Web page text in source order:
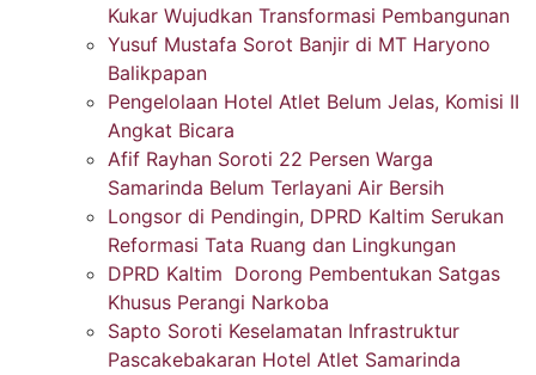
Kukar Wujudkan Transformasi Pembangunan
Yusuf Mustafa Sorot Banjir di MT Haryono
Balikpapan
Pengelolaan Hotel Atlet Belum Jelas, Komisi II
Angkat Bicara
Afif Rayhan Soroti 22 Persen Warga
Samarinda Belum Terlayani Air Bersih
Longsor di Pendingin, DPRD Kaltim Serukan
Reformasi Tata Ruang dan Lingkungan
DPRD Kaltim Dorong Pembentukan Satgas
Khusus Perangi Narkoba
Sapto Soroti Keselamatan Infrastruktur
Pascakebakaran Hotel Atlet Samarinda